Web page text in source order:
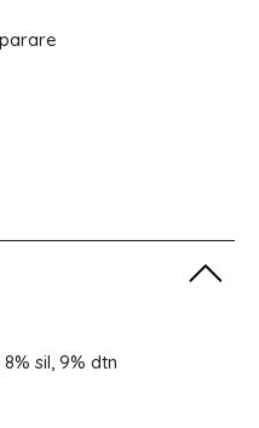
sil, 9% dtn